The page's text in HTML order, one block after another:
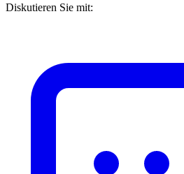
Diskutieren Sie mit: